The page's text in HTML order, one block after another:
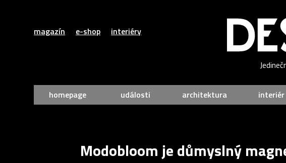
magazín e-shop interiéry
homepage události architektura interiér
Modobloom je důmyslný